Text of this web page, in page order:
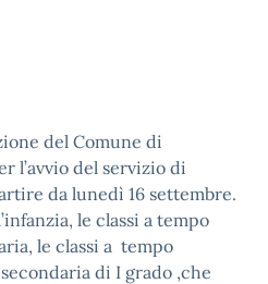
del Comune di
l’avvio del servizio di
da lunedì 16 settembre.
le classi a tempo
le classi a tempo
di I grado ,che